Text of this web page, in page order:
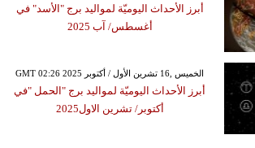
أبرز الأحداث اليوميّة لمواليد برج "الأسد" في
أغسطس/ آب 2025
GMT 02:26 2025 الخميس ,16 تشرين الأول / أكتوبر
أبرز الأحداث اليوميّة لمواليد برج "الحمل "في
أكتوبر/ تشرين الاول2025